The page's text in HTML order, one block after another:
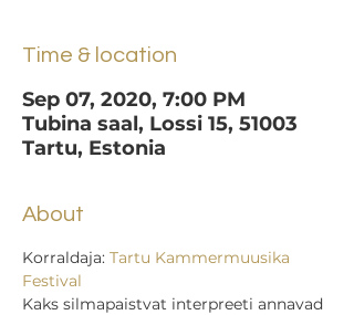
Time & location
Sep 07, 2020, 7:00 PM
Tubina saal, Lossi 15, 51003
Tartu, Estonia
About
Korraldaja: Tartu Kammermuusika
Festival
Kaks silmapaistvat interpreeti annavad